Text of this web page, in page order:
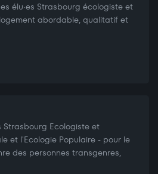
élu·es Strasbourg écologiste et
abordable, qualitatif et
Ecologiste et
et l'Ecologie Populaire - pour le
des personnes transgenres,